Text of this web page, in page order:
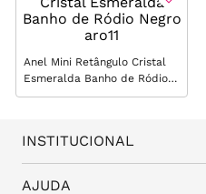
Anel Mini Retângulo Cristal
Esmeralda Banho de Ródio
Negro aro11
INSTITUCIONAL
Quem somos
AJUDA